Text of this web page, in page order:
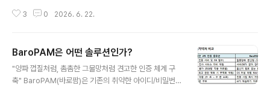
공격의 85%가 "패치, 2차 인증(추가 인증), 최소 권한 원
험을 분산 시켜야 하는데, 단일 솔루션에 과도한 권한을 몰
아주는 것은 보안이 아니라 시한폭탄을 안고 가는 것이다.
기능의 모듈화 및 분리하여 각각 전문화된 독립된 솔루션
3 0 2026. 6. 22.
BaroPAM은 어떤 솔루션인가?
"양파 껍질처럼, 촘촘한 그물망처럼 견고한 인증 체계 구
축" BaroPAM(바로팜)은 기존의 취약한 아이디/비밀번호